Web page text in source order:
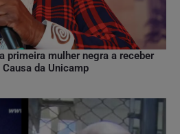
primeira mulher negra a receber
da Unicamp